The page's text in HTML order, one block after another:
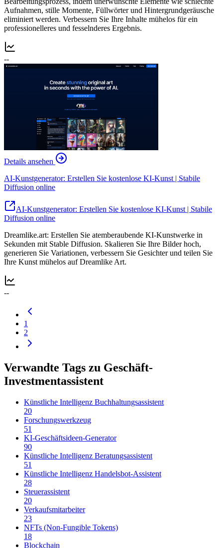
Aufnahmen, stille Momente, Füllwörter und Hintergrundgeräusche
eliminiert werden. Verbessern Sie Ihre Inhalte mühelos für ein
professionelleres und fesselnderes Ergebnis.
--
Details ansehen
AI-Kunstgenerator: Erstellen Sie kostenlose KI-Kunst | Stabile
Diffusion online
AI-Kunstgenerator: Erstellen Sie kostenlose KI-Kunst | Stabile
Diffusion online
Dreamlike.art: Erstellen Sie atemberaubende KI-Kunstwerke in
Sekunden mit Stable Diffusion. Skalieren Sie Ihre Bilder hoch,
generieren Sie Variationen, verbessern Sie Gesichter und teilen Sie
Ihre Kunst mühelos auf Dreamlike Art.
--
1
2
Verwandte Tags zu Geschäft-
Investmentassistent
Künstliche Intelligenz Buchhaltungsassistent
20
Forschungswerkzeug
51
KI-Geschäftsideen-Generator
90
Künstliche Intelligenz Beratungsassistent
51
Künstliche Intelligenz Handelsbot-Assistent
28
Steuerassistent
20
Verkaufsmitarbeiter
23
NFTs (Non-Fungible Tokens)
18
Blockchain